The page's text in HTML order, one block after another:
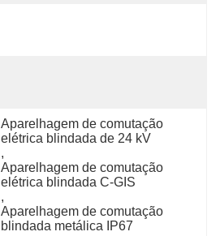
Aparelhagem de comutação
elétrica blindada de 24 kV
,
Aparelhagem de comutação
elétrica blindada C-GIS
,
Aparelhagem de comutação
blindada metálica IP67